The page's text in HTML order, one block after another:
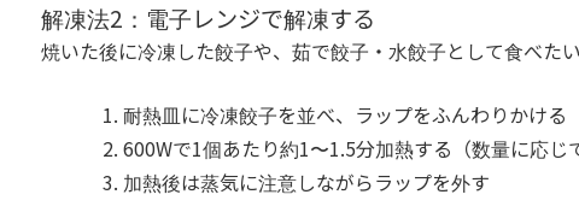
解凍法2：電子レンジで解凍する
焼いた後に冷凍した餃子や、茹で餃子・水餃子として食べた
耐熱皿に冷凍餃子を並べ、ラップをふんわりかける
600Wで1個あたり約1〜1.5分加熱する（数量に応じ
加熱後は蒸気に注意しながらラップを外す